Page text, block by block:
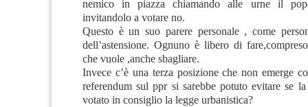
nemico in piazza chiamando alle urne il
invitandolo a votare no.
Questo è un suo parere personale , come
dell’astensione. Ognuno è libero di
che vuole ,anche sbagliare.
Invece c’è una terza posizione che non emerge
referendum sul ppr si sarebbe potuto evitare se la
votato in consiglio la legge urbanistica?